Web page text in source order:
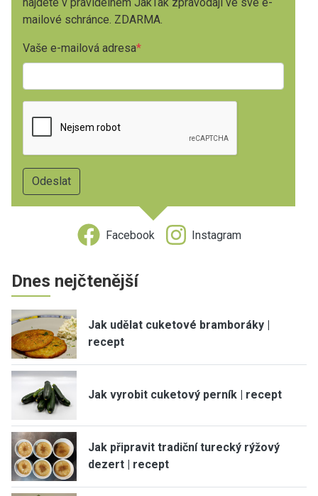
mailové schránce. ZDARMA.
Vaše e-mailová adresa
Facebook Instagram
Dnes nejčtenější
Jak udělat cuketové bramboráky |
recept
Jak vyrobit cuketový perník | recept
Jak připravit tradiční turecký rýžový
dezert | recept